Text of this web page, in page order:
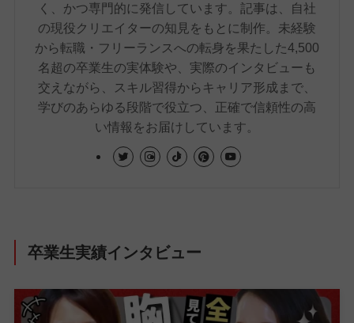
く、かつ専門的に発信しています。記事は、自社
の現役クリエイターの知見をもとに制作。未経験
から転職・フリーランスへの転身を果たした4,500
名超の卒業生の実体験や、実際のインタビューも
交えながら、スキル習得からキャリア形成まで、
学びのあらゆる段階で役立つ、正確で信頼性の高
い情報をお届けしています。
卒業生実績インタビュー